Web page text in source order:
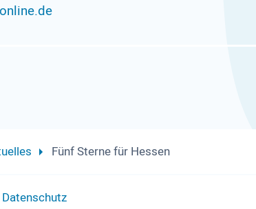
Fünf Sterne für Hessen
Datenschutz